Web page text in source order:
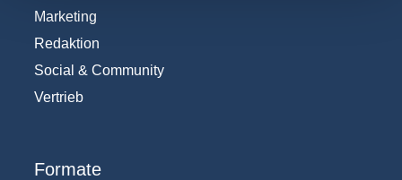
Marketing
Redaktion
Social & Community
Vertrieb
Formate